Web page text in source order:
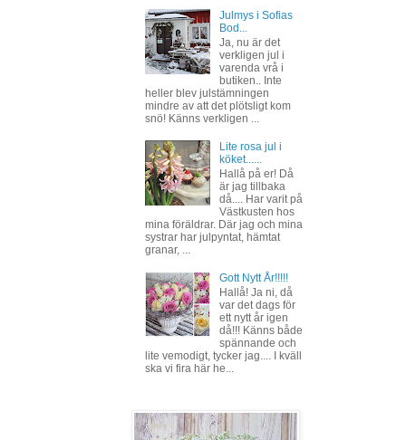
Julmys i Sofias
Bod...
Ja, nu är det
verkligen jul i
varenda vrå i
butiken.. Inte
heller blev julstämningen
mindre av att det plötsligt kom
snö! Känns verkligen ...
Lite rosa jul i
köket......
Hallå på er! Då
är jag tillbaka
då.... Har varit på
Västkusten hos
mina föräldrar. Där jag och mina
systrar har julpyntat, hämtat
granar, ...
Gott Nytt År!!!!!
Hallå! Ja ni, då
var det dags för
ett nytt år igen
då!!! Känns både
spännande och
lite vemodigt, tycker jag.... I kväll
ska vi fira här he...